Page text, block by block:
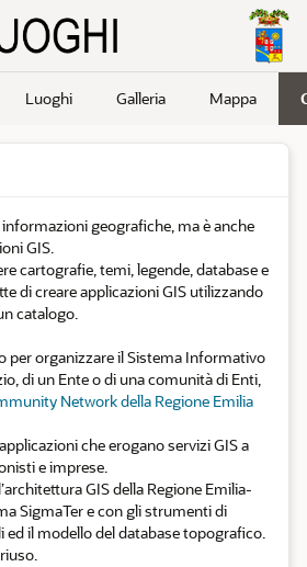
Luoghi Galleria Mappa
geografiche, ma è anche
GIS.
cartografie, temi, legende, database e
di creare applicazioni GIS utilizzando
catalogo.
per organizzare il Sistema Informativo
di un Ente o di una comunità di Enti,
Network della Regione Emilia
che erogano servizi GIS a
e imprese.
GIS della Regione Emilia-
SigmaTer e con gli strumenti di
ed il modello del database topografico.